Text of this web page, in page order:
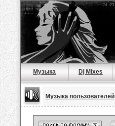
Музыка Dj Mixes
Музыка пользователей